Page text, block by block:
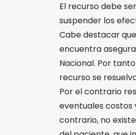
El recurso debe
suspender los
Cabe destacar
encuentra
Nacional. Por
recurso se
Por el contrario
eventuales costos
contrario, no